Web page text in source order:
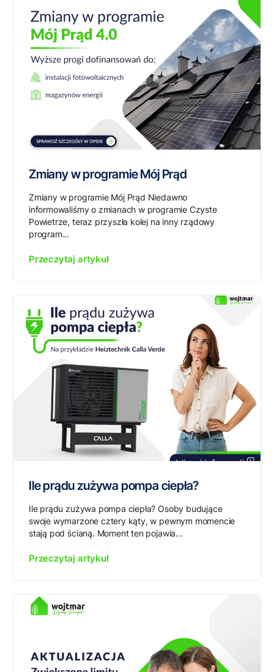
Zmiany w programie Mój Prąd
Zmiany w programie Mój Prąd Niedawno
informowaliśmy o zmianach w programie Czyste
Powietrze, teraz przyszła kolej na inny rządowy
program...
Przeczytaj artykuł
Ile prądu zużywa pompa ciepła?
Ile prądu zużywa pompa ciepła? Osoby budujące
swoje wymarzone cztery kąty, w pewnym momencie
stają pod ścianą. Moment ten pojawia...
Przeczytaj artykuł